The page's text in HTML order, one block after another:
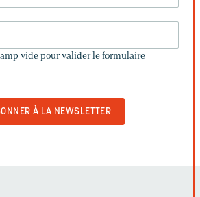
CHAMP
vide pour valider le formulaire